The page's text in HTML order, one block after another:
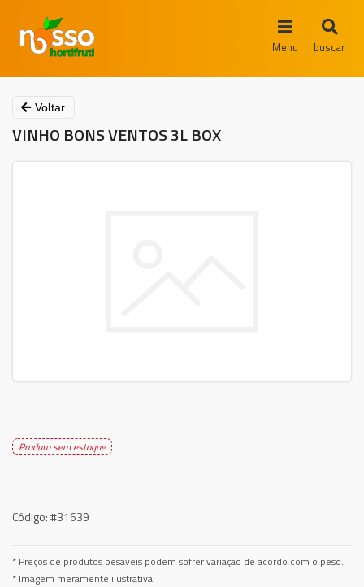
Menu buscar
Voltar
VINHO BONS VENTOS 3L BOX
Produto sem estoque
Código:#31639
* Preços de produtos pesáveis podem sofrer variação de acordo com o peso.
* Imagem meramente ilustrativa.